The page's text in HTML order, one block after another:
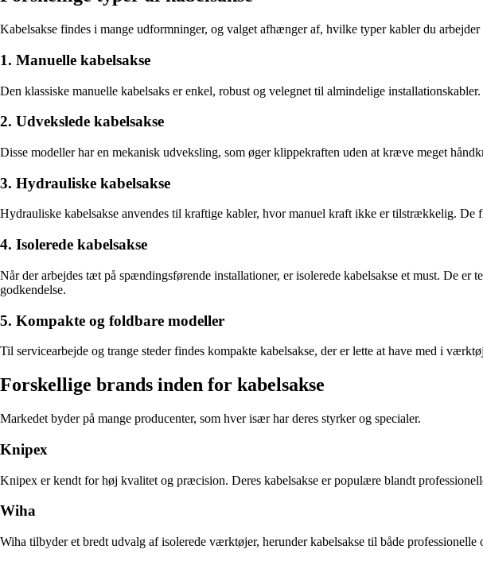
Kabelsakse findes i mange udformninger, og valget afhænger af, hvilke typer kabler du
1. Manuelle kabelsakse
Den klassiske manuelle kabelsaks er enkel, robust og velegnet til almindelige
2. Udvekslede kabelsakse
Disse modeller har en mekanisk udveksling, som øger klippekraften uden at kræve meget
3. Hydrauliske kabelsakse
Hydrauliske kabelsakse anvendes til kraftige kabler, hvor manuel kraft ikke er tilstrækkelig.
4. Isolerede kabelsakse
Når der arbejdes tæt på spændingsførende installationer, er isolerede kabelsakse et must. De
godkendelse.
5. Kompakte og foldbare modeller
Til servicearbejde og trange steder findes kompakte kabelsakse, der er lette at have med i
Forskellige brands inden for kabelsakse
Markedet byder på mange producenter, som hver især har deres styrker og specialer.
Knipex
Knipex er kendt for høj kvalitet og præcision. Deres kabelsakse er populære blandt
Wiha
Wiha tilbyder et bredt udvalg af isolerede værktøjer, herunder kabelsakse til både